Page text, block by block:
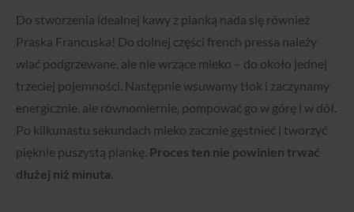
Do stworzenia idealnej kawy z pianką nada się również
Praska Francuska! Do dolnej części french pressa należy
wlać podgrzewane, ale nie wrzące mleko – do około jednej
trzeciej pojemności. Następnie wsuwamy tłok i zaczynamy
energicznie, ale równomiernie, pompować go w górę i w dół.
Po kilkunastu sekundach mleko zacznie gęstnieć i tworzyć
pięknie puszystą piankę. Proces ten nie powinien trwać
dłużej niż minuta.